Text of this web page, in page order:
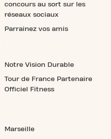
concours au sort sur les
réseaux sociaux
Parrainez vos amis
Notre Vision Durable
Tour de France Partenaire
Officiel Fitness
Marseille